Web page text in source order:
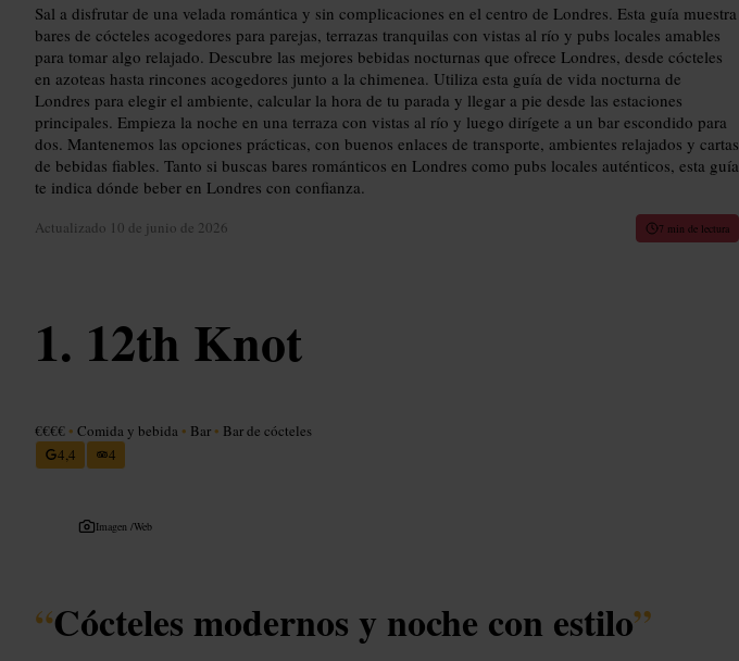
Sal a disfrutar de una velada romántica y sin complicaciones en el centro de Londres. Esta guía muestra
bares de cócteles acogedores para parejas, terrazas tranquilas con vistas al río y pubs locales amables
para tomar algo relajado. Descubre las mejores bebidas nocturnas que ofrece Londres, desde cócteles
en azoteas hasta rincones acogedores junto a la chimenea. Utiliza esta guía de vida nocturna de
Londres para elegir el ambiente, calcular la hora de tu parada y llegar a pie desde las estaciones
principales. Empieza la noche en una terraza con vistas al río y luego dirígete a un bar escondido para
dos. Mantenemos las opciones prácticas, con buenos enlaces de transporte, ambientes relajados y cartas
de bebidas fiables. Tanto si buscas bares románticos en Londres como pubs locales auténticos, esta guía
te indica dónde beber en Londres con confianza.
Actualizado 10 de junio de 2026 7 min de lectura
12th Knot
€€€€ • Comida y bebida • Bar • Bar de cócteles
4,4
4
Imagen /Web
“Cócteles modernos y noche con estilo”